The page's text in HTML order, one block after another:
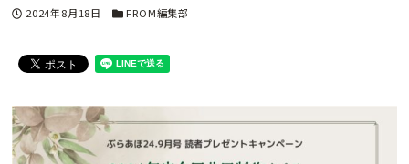
投稿日
2024年8月18日 カテゴリー
FROM編集部